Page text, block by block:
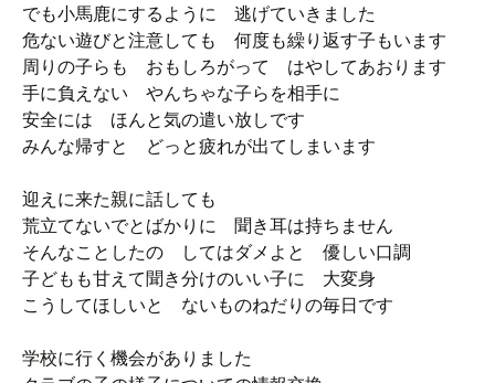
でも小馬鹿にするように 逃げていきました
危ない遊びと注意しても 何度も繰り返す子もいます
周りの子らも おもしろがって はやしてあおります
手に負えない やんちゃな子らを相手に
安全には ほんと気の遣い放しです
みんな帰すと どっと疲れが出てしまいます
迎えに来た親に話しても
荒立てないでとばかりに 聞き耳は持ちません
そんなことしたの してはダメよと 優しい口調
子どもも甘えて聞き分けのいい子に 大変身
こうしてほしいと ないものねだりの毎日です
学校に行く機会がありました